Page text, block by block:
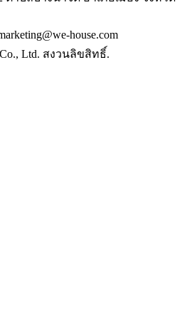
house.com
Ltd. สงวนลิขสิทธิ์.